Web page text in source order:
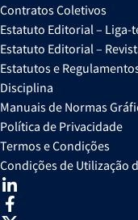
Contratos Coletivos
Estatuto Editorial – Liga-
Estatuto Editorial –
Estatutos e
Disciplina
Manuais de Normas
Política de Privacidade
Termos e Condições
Condições de Utilização